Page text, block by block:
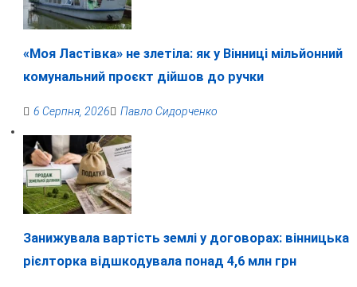
«Моя Ластівка» не злетіла: як у Вінниці мільйонний
комунальний проєкт дійшов до ручки
6 Серпня, 2026 Павло Сидорченко
Занижувала вартість землі у договорах: вінницька
рієлторка відшкодувала понад 4,6 млн грн